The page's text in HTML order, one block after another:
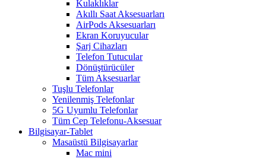
Kulaklıklar
Akıllı Saat Aksesuarları
AirPods Aksesuarları
Ekran Koruyucular
Şarj Cihazları
Telefon Tutucular
Dönüştürücüler
Tüm Aksesuarlar
Tuşlu Telefonlar
Yenilenmiş Telefonlar
5G Uyumlu Telefonlar
Tüm Cep Telefonu-Aksesuar
Bilgisayar-Tablet
Masaüstü Bilgisayarlar
Mac mini